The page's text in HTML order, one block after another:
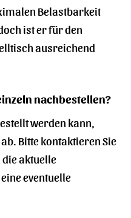
Belastbarkeit
ist er für den
ausreichend
nachbestellen?
werden kann,
Bitte kontaktieren Sie
aktuelle
eventuelle